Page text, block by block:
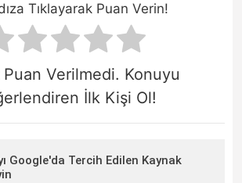
Tıklayarak Puan Verin!
Verilmedi. Konuyu
İlk Kişi Ol!
Google'da Tercih Edilen Kaynak